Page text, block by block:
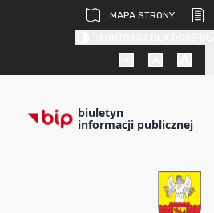
MAPA STRONY
biuletyn
informacji publicznej